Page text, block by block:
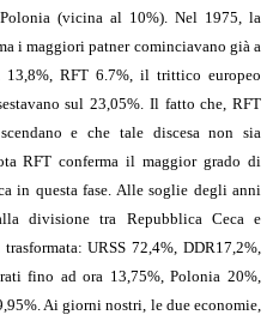
(vicina al 10%). Nel 1975, la
i maggiori patner cominciavano già a
13,8%, RFT 6.7%, il trittico europeo
sul 23,05%. Il fatto che, RFT
e che tale discesa non sia
RFT conferma il maggior grado di
in questa fase. Alle soglie degli anni
divisione tra Repubblica Ceca e
URSS 72,4%, DDR17,2%,
fino ad ora 13,75%, Polonia 20%,
Ai giorni nostri, le due economie,